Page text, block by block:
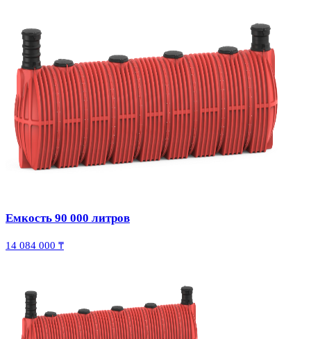
Емкость 90 000 литров
14 084 000 ₸